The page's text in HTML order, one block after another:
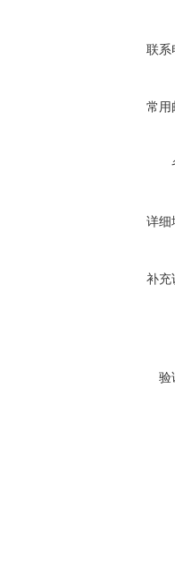
联系
常用
详细
补充
验